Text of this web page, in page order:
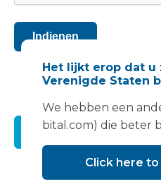
Indienen
Register
Het lijkt erop dat u
Verenigde Staten
We hebben een
bital.com) die beter
Click here